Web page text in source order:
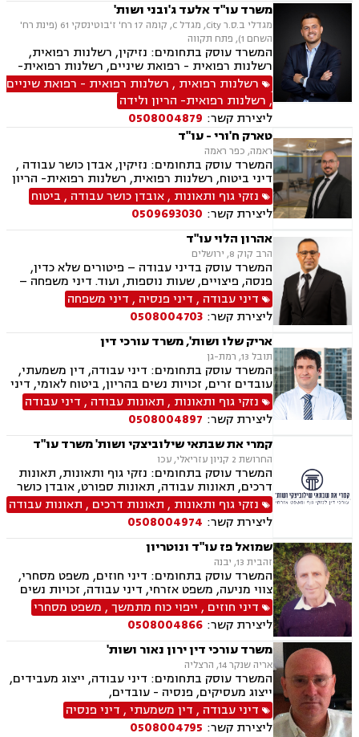
משרד עו"ד אלעד ג'ובני ושות'
מגדלי ב.ס.ר City, מגדל C, קומה 17 רח' ז'בוטינסקי 61 (פינת רח'
השחם 1), פתח תקווה
המשרד עוסק בתחומים: נזיקין, רשלנות רפואית,
רשלנות רפואית - רפואת שיניים, רשלנות רפואית-
הריון ולידה, ביטוח לאומי, תאונות דרכים, תאונות
עבודה, תאונות ספורט, אבדן כושר עבודה , נזקי גוף,
תאונות תלמידים, ביטוח סיעודי , דיני פנסיה
רשלנות רפואית , רשלנות רפואית - רפואת שיניים
, רשלנות רפואית- הריון ולידה
ליצירת קשר: 0508004879
טארק ח'ורי - עו"ד
ראמה, כפר ראמה
המשרד עוסק בתחומים: נזיקין, אבדן כושר עבודה ,
דיני ביטוח, רשלנות רפואית, רשלנות רפואית- הריון
ולידה, רשלנות רפואית - רפואת שיניים, תאונות
דרכים, תאונות עבודה, תאונות ספורט, נזקי גוף,
תאונות תלמידים, נזקי רכוש, ביטוח לאומי, ביטוח
סיעודי , דיני פנסיה
נזקי גוף ותאונות ,אובדן כושר עבודה , ביטוח
ליצירת קשר: 0509693030
אהרון הלוי עו"ד
הרב קוק 8, ירושלים
המשרד עוסק בדיני עבודה – פיטורים שלא כדין,
פנסה, פיצויים, שעות נוספות, ועוד. דיני משפחה –
גירושין, משמורת, הסדרי ראייה, מזונות, ועוד.
דיני עבודה , דיני פנסיה , דיני משפחה
ליצירת קשר: 0508004703
אריק שלו ושות', משרד עורכי דין
תובל 13, רמת-גן
המשרד עוסק בתחומים: דיני עבודה, דין משמעתי,
עובדים זרים, זכויות נשים בהריון, ביטוח לאומי, דיני
ביטוח, ביטוח סיעודי , דיני פנסיה, צווי מניעה, אזרחי
מסחרי, קניין רוחני, זכויות יוצרים, דיני תאגידים,
פירוקים והקפאות הליכים, פשיטת רגל, ליווי עסקי,
נזיקין, רשלנות רפואית, רשלנות רפואית- הריון
ולידה, נזקי גוף, תאונות עקב רשלנות, תאונות
תלמידים, אבדן כושר עבודה , תאונות ספורט,
בריאות הנפש, לשון הרע, דיני צבא ובטחון, נכי צה"ל,
נפגעי טרור , תביעות יצוגיות
נזקי גוף ותאונות , תאונות עבודה , דיני עבודה
ליצירת קשר: 0508004897
קמרי את שבתאי שילוביצקי ושות' משרד עו"ד
החרושת 2 קניון עזריאלי, עכו
המשרד עוסק בתחומים: נזקי גוף ותאונות, תאונות
דרכים, תאונות עבודה, תאונות ספורט, אובדן כושר
עבודה, תאונות תלמידים, תאונות עקב רשלנות,
תביעות ביטוח ונזקי רכוש, ביטוח סיעודי, דיני
פנסיה, נזקי רכוש, פטור ממס הכנסה מסיבות
רפואיות
נזקי גוף ותאונות , תאונות דרכים , תאונות עבודה
ליצירת קשר: 0508004974
שמואל פז עו"ד ונוטריון
זהבית 13, יבנה
המשרד עוסק בתחומים: דיני חוזים, משפט מסחרי,
צווי מניעה, משפט אזרחי, דיני עבודה, זכויות נשים
בהריון, תביעות ביטוח ונזקי רכוש, ביטוח סיעודי,
דיני פנסיה, מקרקעין ונדל"ן, תכנון ובניה, דיור מוגן,
ליקויי בניה, עזקאות מכר דירה, פינוי מושכר, רשות
מקרקעי ישראל, צווי הריסה, דיני משפחה, ידועים
בציבור, אפוטרופסות, הסכמי ממון, גירושין, חלוקת
רכוש, מעמד אישי, דיני חברות, הוצאה לפועל,
מחיקת רישום פלילי, תעבורה, פש"ר, חדלות פירעון,
לשון הרע, ירושות וצוואות, נוטריון, נוטריון אנגלית
דיני חוזים , ייפוי כוח מתמשך, משפט מסחרי
ליצירת קשר: 0508004866
משרד עורכי דין ירון נאור ושות'
אריה שנקר 14, הרצליה
המשרד עוסק בתחומים: דיני עבודה, ייצוג מעבידים,
ייצוג מעסיקים, פנסיה - עובדים,
דיני עבודה , דין משמעתי, דיני פנסיה
ליצירת קשר: 0508004795